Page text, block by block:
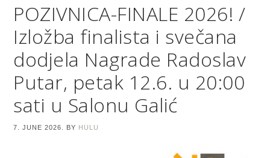
POZIVNICA-FINALE 2026! /
Izložba finalista i svečana
dodjela Nagrade Radoslav
Putar, petak 12.6. u 20:00
sati u Salonu Galić
7. JUNE 2026. BY HULU